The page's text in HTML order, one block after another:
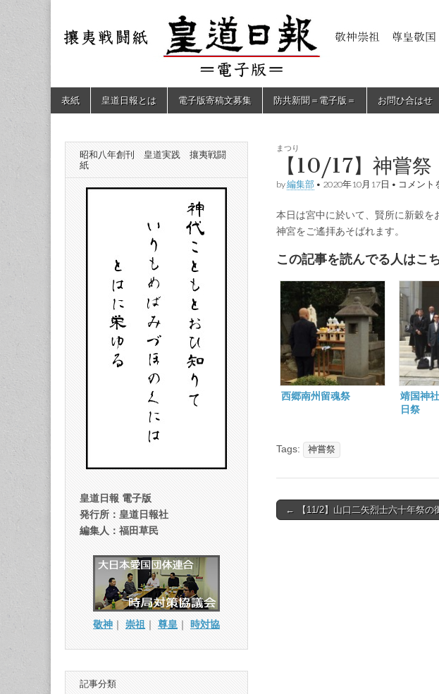
皇道
（防
共新
聞）
敬神
｜崇
祖｜
年創
刊
皇道
践
攘夷
戦闘
Main
menu
Skip
表紙 皇道日報とは 電子版寄稿文募集 防共新聞＝電子版＝ お問ひ合はせ
まつり
【10/17】神嘗祭
by編集部 • 2020年10月17日 • 【10/17】
祭
コメント
本日は宮中に於いて、賢所に新穀
神宮をご遙拝あそばれます。
この記事を読んでる人はこ
西郷南州留魂祭
靖国神
日祭
Tags: 神嘗祭
Post
← 【11/2】山口二矢烈士六十年祭の
昭和八年創刊 皇道実践 攘夷戦闘
紙
皇道日報 電子版
発行所：皇道日報社
編集人：福田草民
敬神 ｜ 崇祖 ｜ 尊皇 ｜ 時対協
記事分類